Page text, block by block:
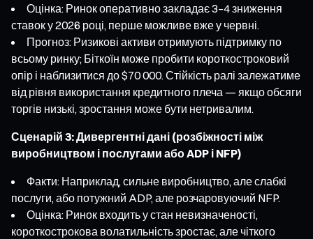
Оцінка: Ринок оперативно закладає 3–4 зниження
ставок у 2026 році, перше можливе вже у червні.
Прогноз: Ризикові активи отримують підтримку по
всьому ринку; Біткоїн може пробити короткостроковий
опір і наблизитися до $70 000. Стійкість ралі залежатиме
від рівня використання кредитного плеча — якщо обсяги
торгів низькі, зростання може бути нетривалим.
Сценарій 3: Дивергентні дані (розбіжності між
виробництвом і послугами або ADP і NFP)
Факти: Наприклад, сильне виробництво, але слабкі
послуги, або потужний ADP, але розчаровуючий NFP.
Оцінка: Ринок входить у стан невизначеності,
короткострокова волатильність зростає, але чіткого